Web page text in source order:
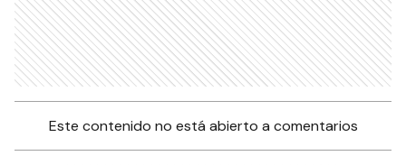
Este contenido no está abierto a comentarios